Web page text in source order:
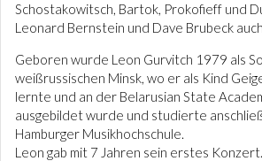
Schostakowitsch, Bartok, Prokofieff und
Leonard Bernstein und Dave Brubeck
Geboren wurde Leon Gurvitch 1979 als
weißrussischen Minsk, wo er als Kind
lernte und an der Belarusian State
ausgebildet wurde und studierte
Hamburger Musikhochschule.
Leon gab mit 7 Jahren sein erstes